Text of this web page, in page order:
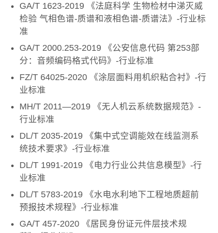
GA/T 1623-2019 《法庭科学 生物检材中涕灭威
检验 气相色谱-质谱和液相色谱-质谱法》-行业标
准
GA/T 2000.253-2019 《公安信息代码 第253部
分：音频编码格式代码》-行业标准
FZ/T 64025-2020 《涂层面料用机织粘合衬》-行
业标准
MH/T 2011—2019 《无人机云系统数据规范》-
行业标准
DL/T 2035-2019 《集中式空调能效在线监测系
统技术要求》-行业标准
DL/T 1991-2019 《电力行业公共信息模型》-行
业标准
DL/T 5783-2019 《水电水利地下工程地质超前
预报技术规程》-行业标准
GA/T 457-2020 《居民身份证元件层技术规